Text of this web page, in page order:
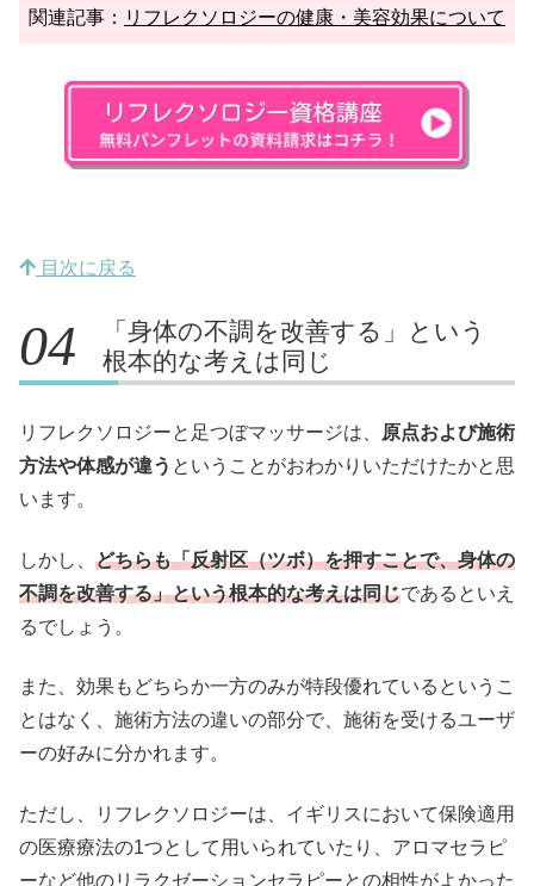
関連記事： リフレクソロジーの健康・美容効果について
目次に戻る
「身体の不調を改善する」という
根本的な考えは同じ
リフレクソロジーと足つぼマッサージは、 原点および施術
方法や体感が違う ということがおわかりいただけたかと思
います。
しかし、 どちらも「反射区（ツボ）を押すことで、身体の
不調を改善する」という根本的な考えは同じであるといえ
るでしょう。
また、効果もどちらか一方のみが特段優れているというこ
とはなく、施術方法の違いの部分で、施術を受けるユーザ
ーの好みに分かれます。
ただし、リフレクソロジーは、イギリスにおいて保険適用
の医療療法の1つとして用いられていたり、アロマセラピ
ーなど他のリラクゼーションセラピーとの相性がよかった